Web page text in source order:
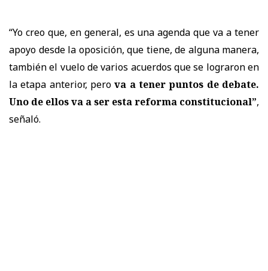
“Yo creo que, en general, es una agenda que va a tener
apoyo desde la oposición, que tiene, de alguna manera,
también el vuelo de varios acuerdos que se lograron en
la etapa anterior, perova a tener puntos de debate.
Uno de ellos va a ser esta reforma constitucional”,
señaló.